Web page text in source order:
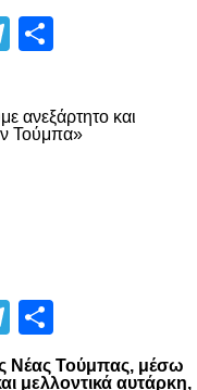
Telegram
ανεξάρτητο και
Τούμπα»
Telegram
Νέας Τούμπας, μέσω
μελλοντικά αυτάρκη,